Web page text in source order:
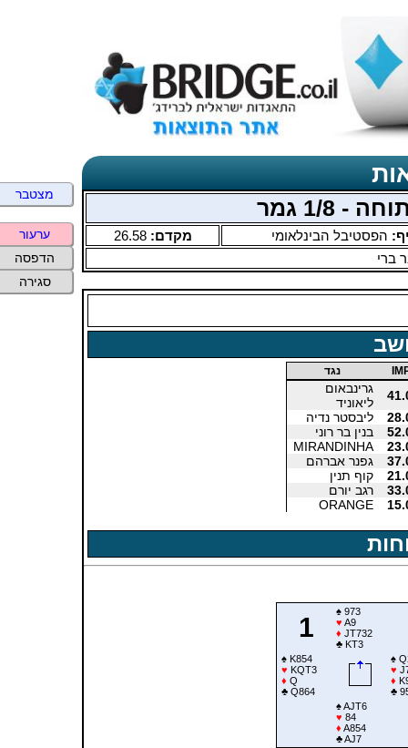
הפסטיבל הבינלאומי מקדם:26.58
ברי
נגד
גרינבאום
ליאוניד
ליבסטר נדיה
בנין בר רוני
MIRANDINHA
גפנר אברהם
קוף תנין
רגב יורם
ORANGE
1
♠973
♥ A9
♦ JT732
♣KT3
♠K854
♥ KQT3
♦ Q
♣Q864
♠
♥
♦
♣
♠AJT6
♥ 84
♦ A854
♣AJ7
מצטבר
ערעור
הדפסה
סגירה